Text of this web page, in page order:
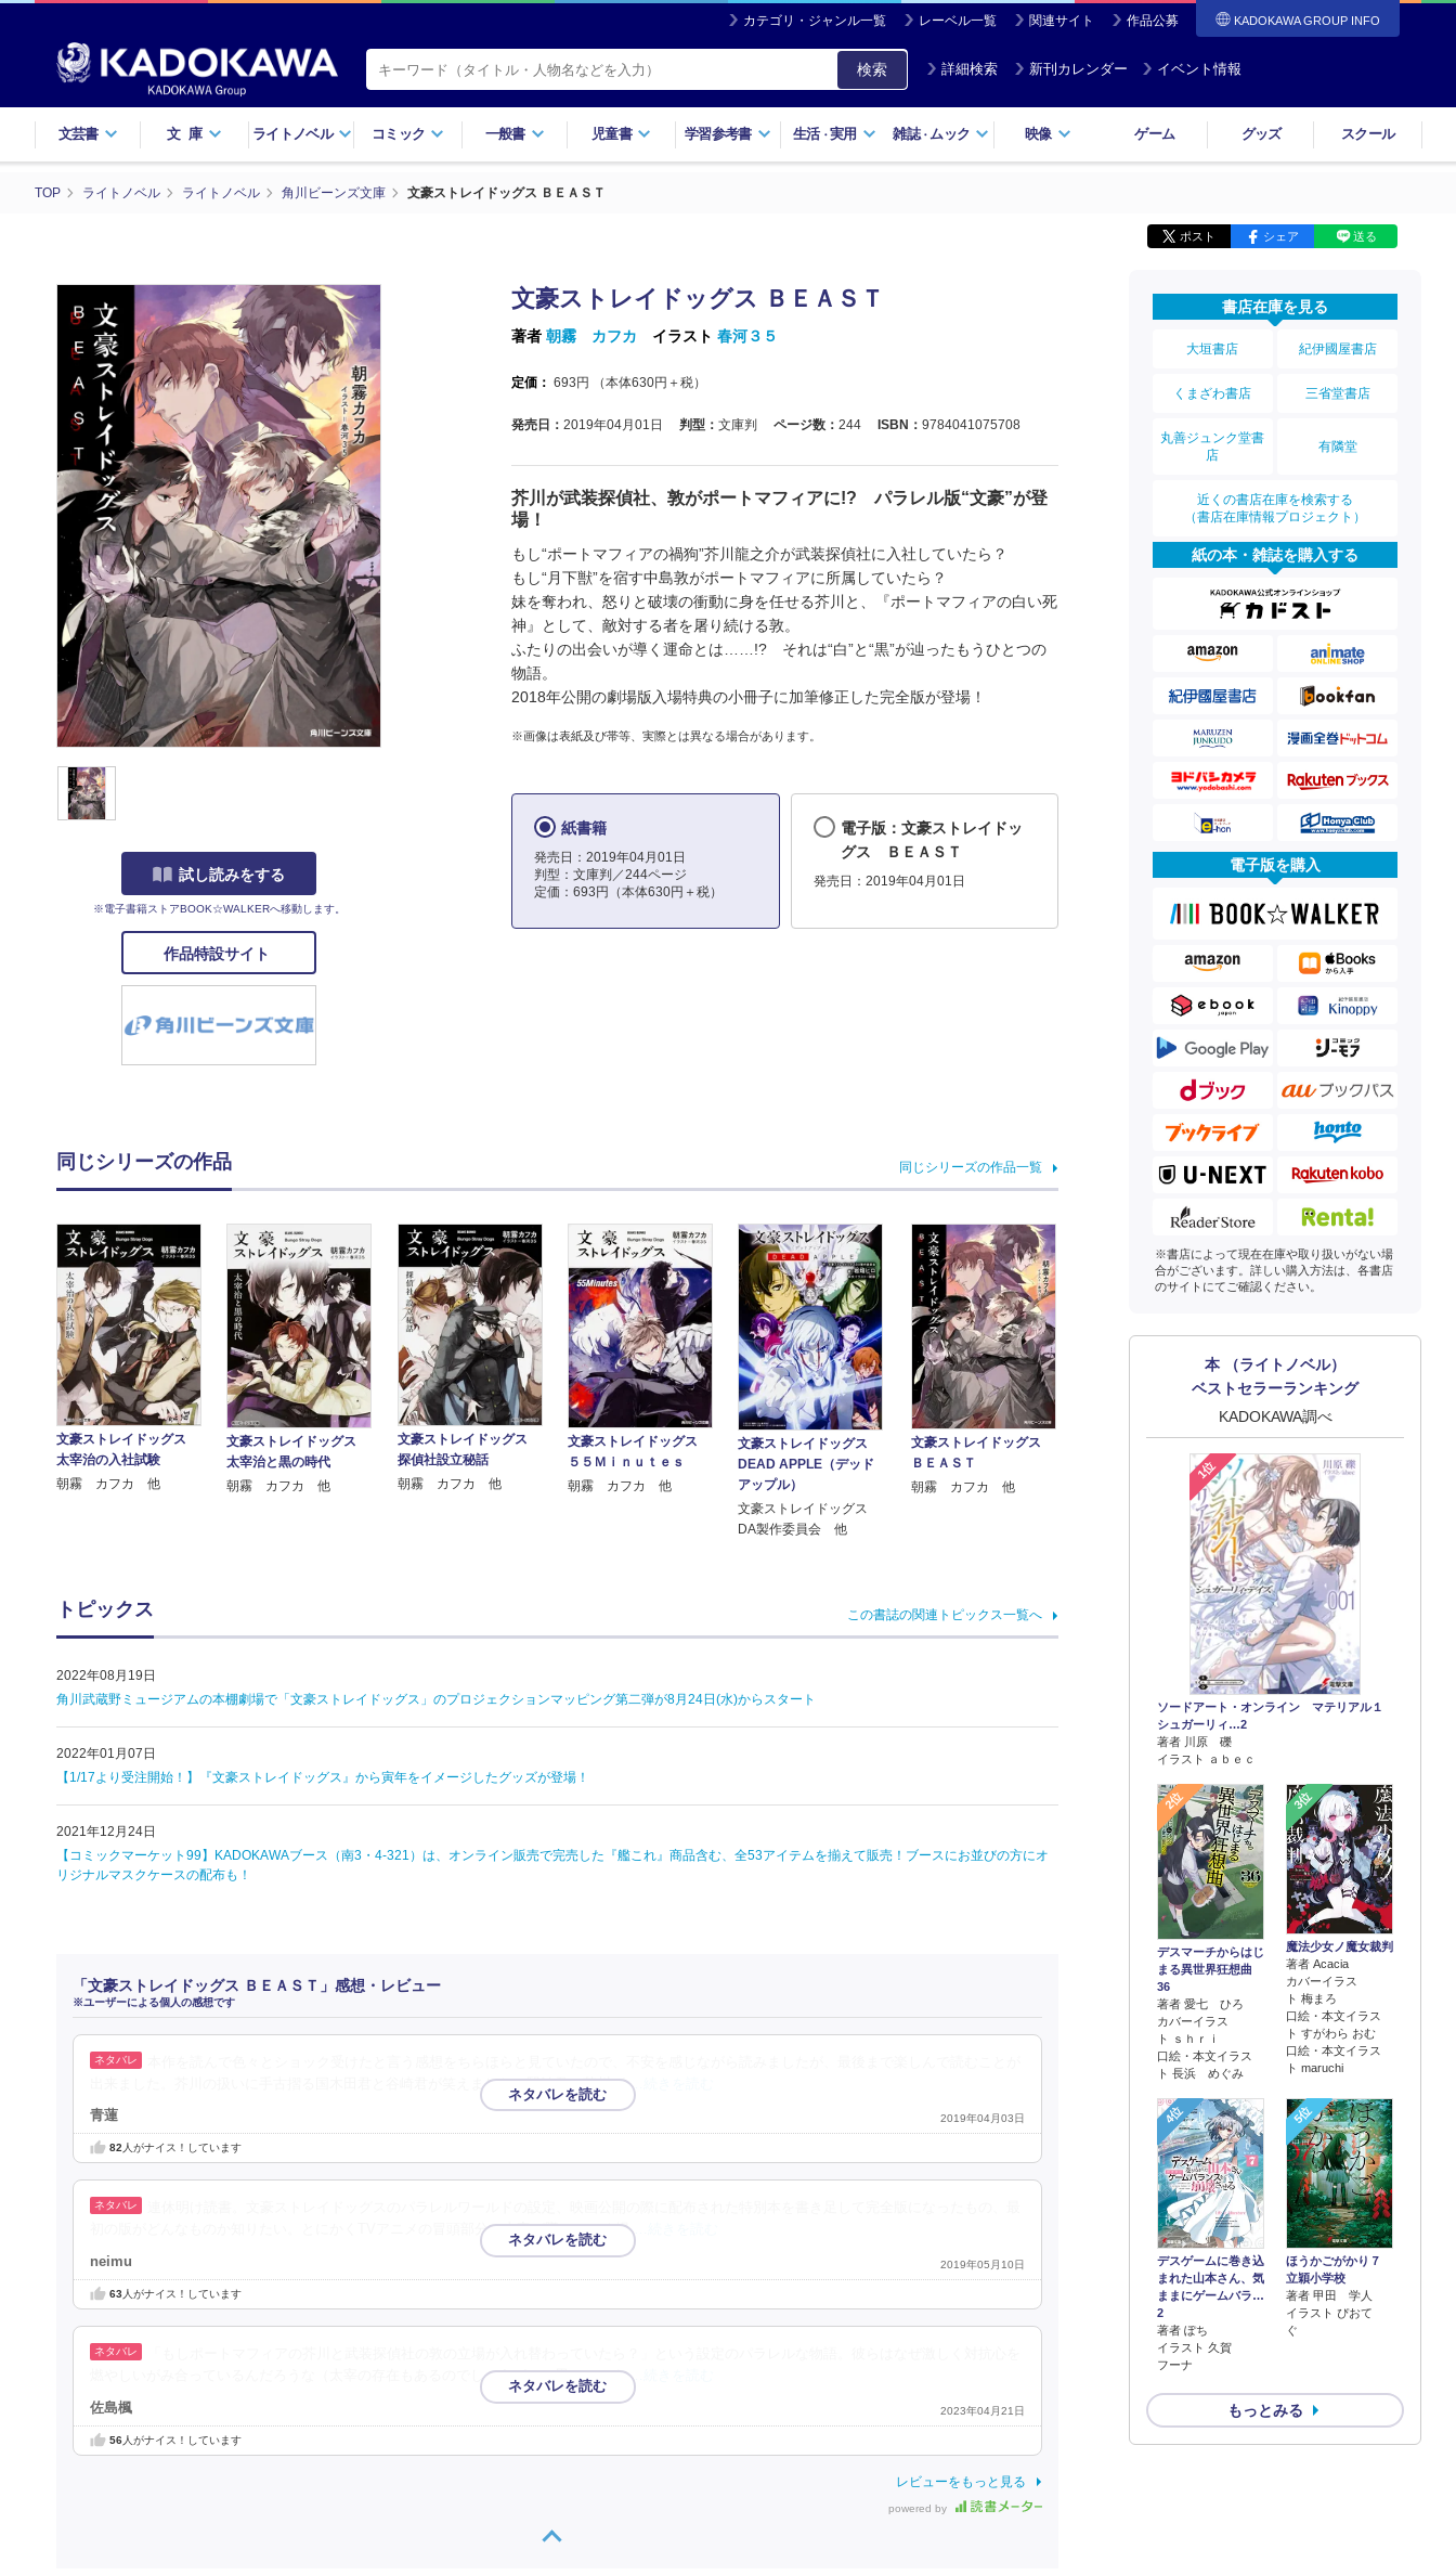
カテゴリ・ジャンル一覧 レーベル一覧 関連サイト 作品公募 KADOKAWA GROUP INFO
検索 詳細検索 新刊カレンダー イベント情報
文芸書 文庫 ライトノベル コミック 一般書 児童書 学習参考書 生活・実用 雑誌・ ムック 映像 ゲーム グッズ スクール
TOP ライトノベル ライトノベル 角川ビーンズ文庫 文豪ストレイドッグス ＢＥＡＳＴ
ポスト シェア 送る
試し読みをする
※電子書籍ストアBOOK☆WALKERへ移動します。
作品特設サイト
文豪ストレイドッグス ＢＥＡＳＴ
著者 朝霧 カフカ イラスト 春河３５
定価： 693 円 （本体630円＋税）
発売日： 2019年04月01日 判型： 文庫判 ページ数： 244 ISBN： 9784041075708
芥川が武装探偵社、敦がポートマフィアに!? パラレル版“文豪”が登
場！
もし“ポートマフィアの禍狗”芥川龍之介が武装探偵社に入社していたら？
もし“月下獣”を宿す中島敦がポートマフィアに所属していたら？
妹を奪われ、怒りと破壊の衝動に身を任せる芥川と、『ポートマフィアの白い死
神』として、敵対する者を屠り続ける敦。
ふたりの出会いが導く運命とは……!? それは“白”と“黒”が辿ったもうひとつの
物語。
2018年公開の劇場版入場特典の小冊子に加筆修正した完全版が登場！
※画像は表紙及び帯等、実際とは異なる場合があります。
紙書籍
発売日：2019年04月01日
判型：文庫判／244ページ
定価：693円（本体630円＋税）
電子版：文豪ストレイドッ
グス ＢＥＡＳＴ
発売日：2019年04月01日
同じシリーズの作品 同じシリーズの作品一覧
文豪ストレイドッグス
太宰治の入社試験
朝霧 カフカ 他
文豪ストレイドッグス
太宰治と黒の時代
朝霧 カフカ 他
文豪ストレイドッグス
探偵社設立秘話
朝霧 カフカ 他
文豪ストレイドッグス
５５Ｍｉｎｕｔｅｓ
朝霧 カフカ 他
文豪ストレイドッグス
DEAD APPLE（デッド
アップル）
文豪ストレイドッグス
DA製作委員会 他
文豪ストレイドッグス
ＢＥＡＳＴ
朝霧 カフカ 他
トピックス この書誌の関連トピックス一覧へ
2022年08月19日
角川武蔵野ミュージアムの本棚劇場で「文豪ストレイドッグス」のプロジェクションマッピング第二弾が8月24日(水)からスタート
2022年01月07日
【1/17より受注開始！】『文豪ストレイドッグス』から寅年をイメージしたグッズが登場！
2021年12月24日
【コミックマーケット99】KADOKAWAブース（南3・4-321）は、オンライン販売で完売した『艦これ』商品含む、全53アイテムを揃えて販売！ブースにお並びの方にオ
リジナルマスクケースの配布も！
「文豪ストレイドッグス ＢＥＡＳＴ」感想・レビュー
※ユーザーによる個人の感想です
出来ました。芥川の扱いに手古摺る国木田君と谷崎君が笑えました。賢治君と芥川が …続きを読む
青蓮 2019年04月03日
82人がナイス！しています
初の版がどんなものか知りたい。とにかくTVアニメの冒頭部分で太宰が墜ちていく場
neimu 2019年05月10日
63人がナイス！しています
燃やしいがみ合っているんだろうな（太宰の存在もあるのでしょうが）と思っていま …続きを読む
佐島楓 2023年04月21日
56人がナイス！しています
レビューをもっと見る
powered by
書店在庫を見る
大垣書店 紀伊國屋書店
くまざわ書店 三省堂書店
丸善ジュンク堂書
店
有隣堂
近くの書店在庫を検索する
（書店在庫情報プロジェクト）
紙の本・雑誌を購入する
電子版を購入
※書店によって現在在庫や取り扱いがない場
合がございます。詳しい購入方法は、各書店
のサイトにてご確認ください。
本 （ライトノベル）
ベストセラーランキング
KADOKAWA調べ
1位
ソードアート・オンライン マテリアル１
シュガーリィ…2
著者 川原 礫
イラスト ａｂｅｃ
2位
デスマーチからはじ
まる異世界狂想曲
36
著者 愛七 ひろ
カバーイラス
ト ｓｈｒｉ
口絵・本文イラス
ト 長浜 めぐみ
3位
魔法少女ノ魔女裁判
著者 Acacia
カバーイラス
ト 梅まろ
口絵・本文イラス
ト すがわら おむ
口絵・本文イラス
ト maruchi
4位
デスゲームに巻き込
まれた山本さん、気
ままにゲームバラ…
2
著者 ぽち
イラスト 久賀
フーナ
5位
ほうかごがかり７
立穎小学校
著者 甲田 学人
イラスト ぴおて
ぐ
もっとみる